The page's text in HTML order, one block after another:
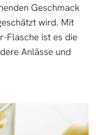
Geschmack
wird. Mit
Flasche ist es die
Anlässe und